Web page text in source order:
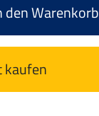
den Warenkorb
kaufen